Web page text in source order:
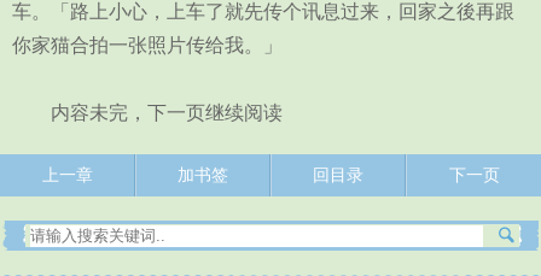
车。「路上小心，上车了就先传个讯息过来，回家之後再跟
你家猫合拍一张照片传给我。」
内容未完，下一页继续阅读
上一章 加书签 回目录 下一页